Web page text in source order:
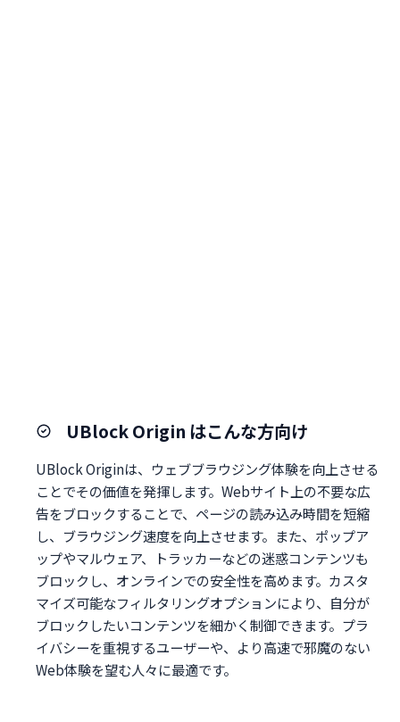
UBlock Origin はこんな方向け
UBlock Originは、ウェブブラウジング体験を向上させる
ことでその価値を発揮します。Webサイト上の不要な広
告をブロックすることで、ページの読み込み時間を短縮
し、ブラウジング速度を向上させます。また、ポップア
ップやマルウェア、トラッカーなどの迷惑コンテンツも
ブロックし、オンラインでの安全性を高めます。カスタ
マイズ可能なフィルタリングオプションにより、自分が
ブロックしたいコンテンツを細かく制御できます。プラ
イバシーを重視するユーザーや、より高速で邪魔のない
Web体験を望む人々に最適です。